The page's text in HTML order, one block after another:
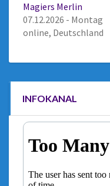
Magiers Merlin
07.12.2026 - Montag
online, Deutschland
INFOKANAL